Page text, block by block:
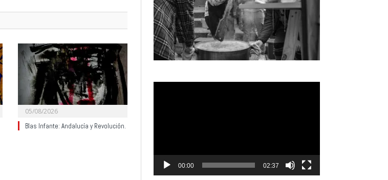
05/08/2026
Blas Infante: Andalucía y Revolución.
00:00 02:37